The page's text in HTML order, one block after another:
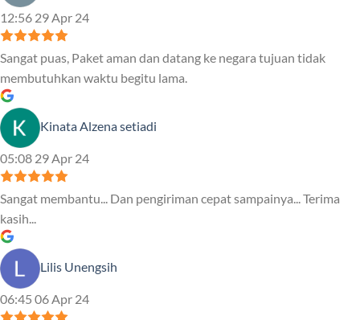
12:56 29 Apr 24
Sangat puas, Paket aman dan datang ke negara tujuan tidak
membutuhkan waktu begitu lama.
Kinata Alzena setiadi
05:08 29 Apr 24
Sangat membantu... Dan pengiriman cepat sampainya... Terima
kasih...
Lilis Unengsih
06:45 06 Apr 24